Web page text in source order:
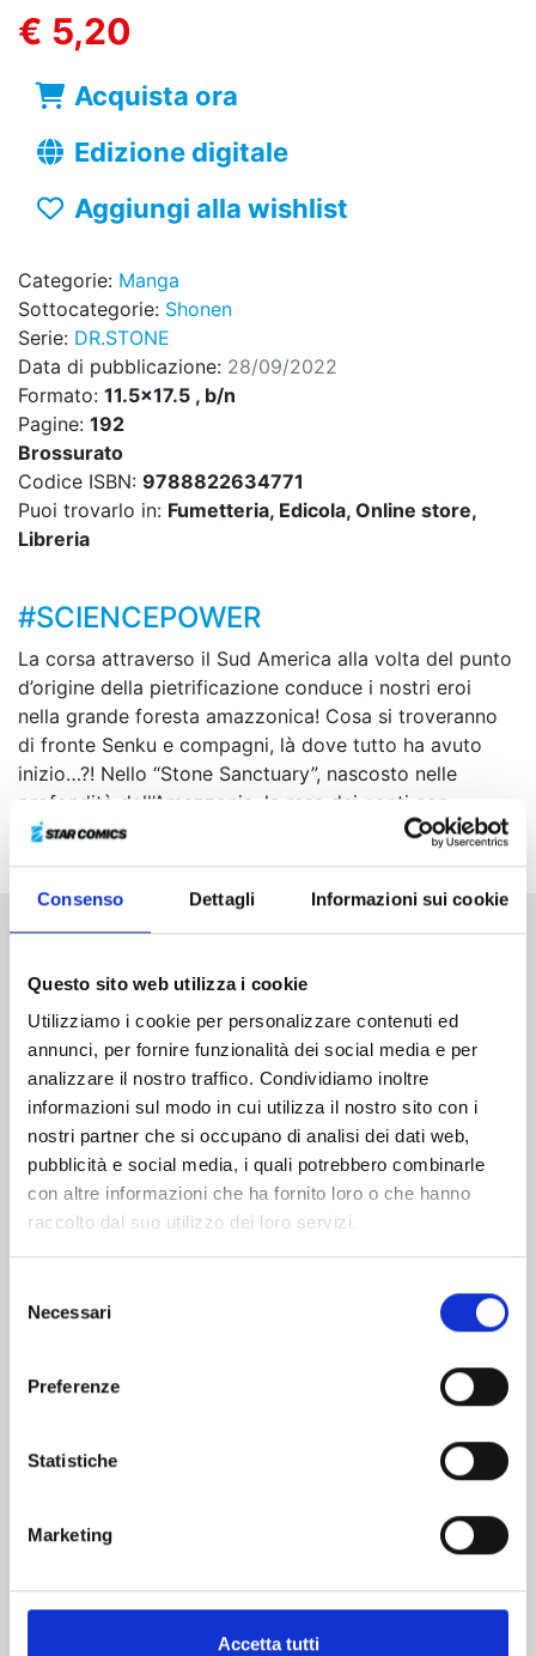
Consenso Dettagli Informazioni sui cookie
Questo sito web utilizza i cookie
Utilizziamo i cookie per personalizzare contenuti ed
annunci, per fornire funzionalità dei social media e per
analizzare il nostro traffico. Condividiamo inoltre
informazioni sul modo in cui utilizza il nostro sito con i
nostri partner che si occupano di analisi dei dati web,
pubblicità e social media, i quali potrebbero combinarle
con altre informazioni che ha fornito loro o che hanno
raccolto dal suo utilizzo dei loro servizi.
delNecessari
Preferenze
Statistiche
Marketing
Accetta tutti
€ 5,20
Acquista ora
Edizione digitale
Aggiungi alla wishlist
Categorie: Manga
Sottocategorie: Shonen
Serie: DR.STONE
Data di pubblicazione: 28/09/2022
Formato: 11.5x17.5 , b/n
Pagine: 192
Brossurato
Codice ISBN: 9788822634771
Puoi trovarlo in: Fumetteria, Edicola, Online store,
Libreria
#SCIENCEPOWER
La corsa attraverso il Sud America alla volta del punto
d’origine della pietrificazione conduce i nostri eroi
nella grande foresta amazzonica! Cosa si troveranno
di fronte Senku e compagni, là dove tutto ha avuto
inizio…?! Nello “Stone Sanctuary”, nascosto nelle
profondità dell’Amazzonia, la resa dei conti con
Stanley è sempre più vicina!
Altri volumi della serie